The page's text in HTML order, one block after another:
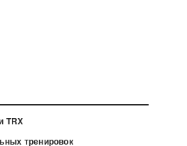
TRX
тренировок